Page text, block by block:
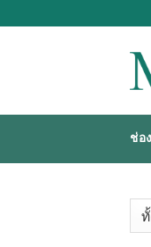
to
ช่อ